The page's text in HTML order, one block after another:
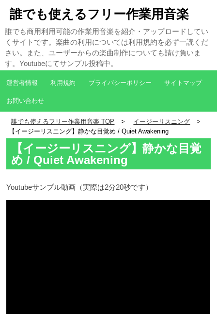
誰でも使えるフリー作業用音楽
誰でも商用利用可能の作業用音楽を紹介・アップロードしてい
くサイトです。楽曲の利用については利用規約を必ず一読くだ
さい。また、ユーザーからの楽曲制作についても請け負いま
す。Youtubeにてサンプル投稿中。
運営者情報 利用規約 プライバシーポリシー サイトマップ
お問い合わせ
誰でも使えるフリー作業用音楽 TOP
イージーリスニング
【イージーリスニング】静かな目覚め / Quiet Awakening
【イージーリスニング】静かな目覚
め / Quiet Awakening
Youtubeサンプル動画（実際は2分20秒です）